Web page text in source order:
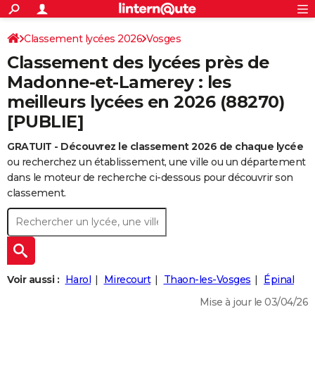
ACTUALITÉS
Politique
Société
Faits Divers
Education
Monde
Villes
+
SPORT
Coupe du monde 2026
Football
Tennis
Cyclisme
Rugby
Forum
CULTURE
Programme TV
TNT
Streaming
Cinéma
Sorties cinéma
Musique
+
FINANCE
Retraite
Impôts
Epargne
Immobilier
Risques naturels par ville
Banque
Assurance
Crédit
AUTO
Réserver un essai
Citadines
Berlines
Forum auto
HIGH-TECH
BRICOLAGE
Aménagement intérieur
Cuisine
Jardinage
+ WEEK-END
Guides de France
Escapades
Patrimoine
Expositions
Musées
Week-end nature
+
LIFESTYLE
SANTE
S'inscrire
Connexion
Classement lycées 2026 Vosges
Classement des lycées près de
Madonne-et-Lamerey : les
meilleurs lycées en 2026 (88270)
[PUBLIE]
GRATUIT - Découvrez le classement 2026 de chaque lycée
ou recherchez un établissement, une ville ou un département
dans le moteur de recherche ci-dessous pour découvrir son
classement.
Voir aussi : Harol Mirecourt Thaon-les-Vosges
Épinal
Mise à jour le 03/04/26